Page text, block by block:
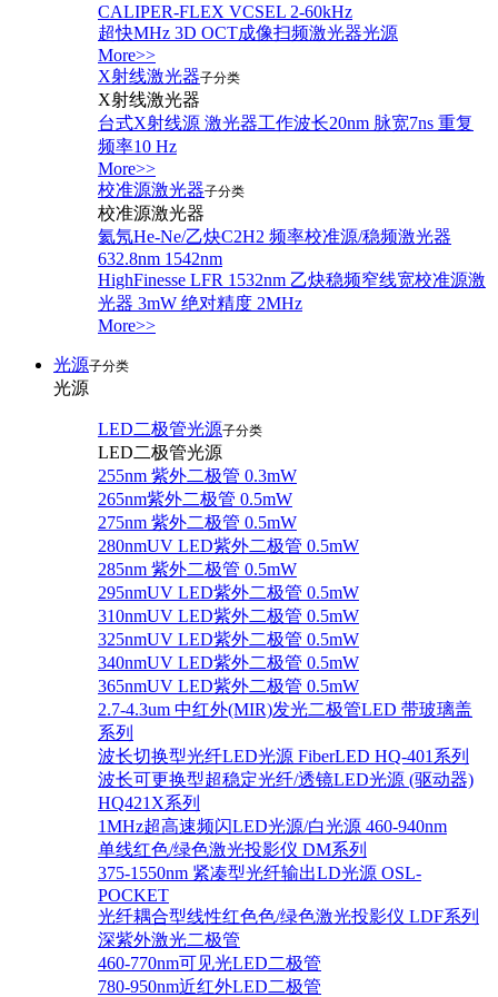
CALIPER-FLEX VCSEL 2-60kHz
超快MHz 3D OCT成像扫频激光器光源
More>>
X射线激光器子分类
X射线激光器
台式X射线源 激光器工作波长20nm 脉宽7ns 重复
频率10 Hz
More>>
校准源激光器子分类
校准源激光器
氦氖He-Ne/乙炔C2H2 频率校准源/稳频激光器
632.8nm 1542nm
HighFinesse LFR 1532nm 乙炔稳频窄线宽校准源激
光器 3mW 绝对精度 2MHz
More>>
光源子分类
光源
LED二极管光源子分类
LED二极管光源
255nm 紫外二极管 0.3mW
265nm紫外二极管 0.5mW
275nm 紫外二极管 0.5mW
280nmUV LED紫外二极管 0.5mW
285nm 紫外二极管 0.5mW
295nmUV LED紫外二极管 0.5mW
310nmUV LED紫外二极管 0.5mW
325nmUV LED紫外二极管 0.5mW
340nmUV LED紫外二极管 0.5mW
365nmUV LED紫外二极管 0.5mW
2.7-4.3um 中红外(MIR)发光二极管LED 带玻璃盖
系列
波长切换型光纤LED光源 FiberLED HQ-401系列
波长可更换型超稳定光纤/透镜LED光源 (驱动器)
HQ421X系列
1MHz超高速频闪LED光源/白光源 460-940nm
单线红色/绿色激光投影仪 DM系列
375-1550nm 紧凑型光纤输出LD光源 OSL-
POCKET
光纤耦合型线性红色色/绿色激光投影仪 LDF系列
深紫外激光二极管
460-770nm可见光LED二极管
780-950nm近红外LED二极管